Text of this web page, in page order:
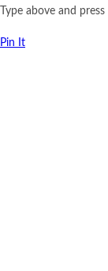
Type above and press
Pin It